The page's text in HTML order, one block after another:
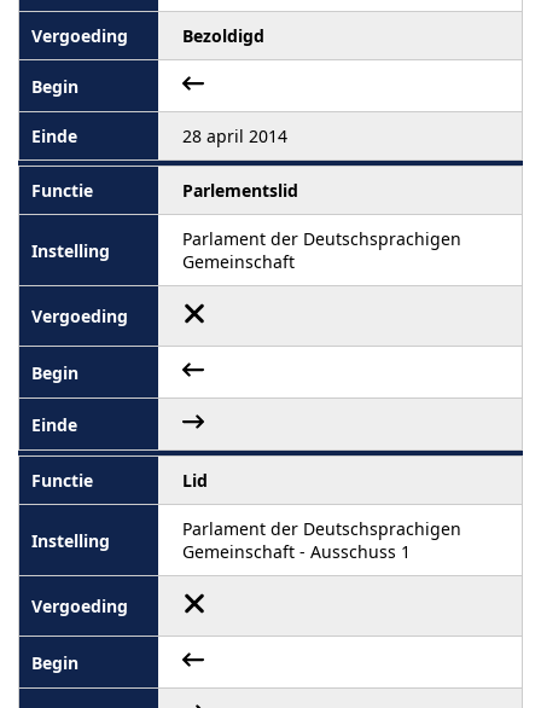
Bezoldigd
28 april 2014
Parlementslid
Parlament der Deutschsprachigen
Gemeinschaft
Lid
Parlament der Deutschsprachigen
Gemeinschaft - Ausschuss 1